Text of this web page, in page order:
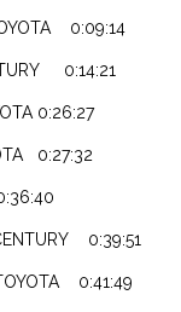
0:09:14
0:14:21
0:26:27
0:27:32
0:39:51
0:41:49